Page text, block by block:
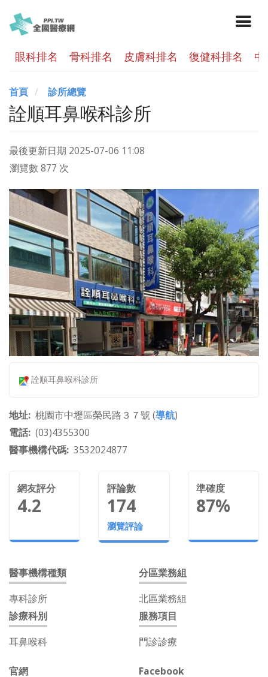
眼科排名 骨科排名 皮膚科排名 復健科排名
首頁 診所總覽
詮順耳鼻喉科診所
最後更新日期 2025-07-06 11:08
瀏覽數 877 次
詮順耳鼻喉科診所
地址 桃園市中壢區榮民路３７號 (導航)
電話 (03)4355300
醫事機構代碼 3532024877
網友評分
4.2
評論數
174
瀏覽評論
準確度
87%
醫事機構種類
專科診所
分區業務組
北區業務組
診療科別
耳鼻喉科
服務項目
門診診療
官網
Facebook